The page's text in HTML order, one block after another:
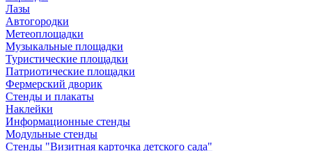
Лазы
Автогородки
Метеоплощадки
Музыкальные площадки
Туристические площадки
Патриотические площадки
Фермерский дворик
Стенды и плакаты
Наклейки
Информационные стенды
Модульные стенды
Стенды "Визитная карточка детского сада"